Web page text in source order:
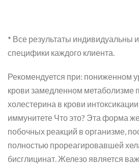
* Все результаты индивидуальны
специфики каждого клиента.
Рекомендуется при: пониженном
крови замедленном
холестерина в крови
иммунитете Что это? Эта форма
побочных реакций в организме,
полностью прореагировавшей
бисглицинат. Железо является